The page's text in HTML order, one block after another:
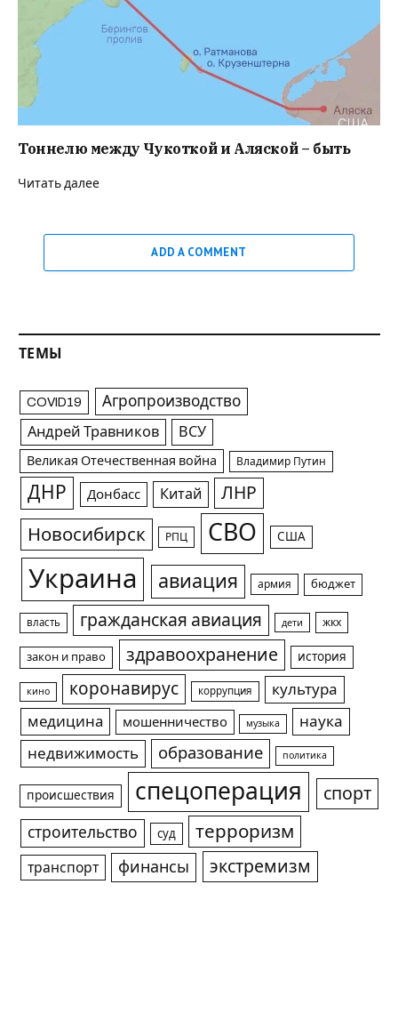
Тоннелю между Чукоткой и Аляской – быть
Читать далее
ADD A COMMENT
ТЕМЫ
COVID19 Агропроизводство
Андрей Травников ВСУ
Великая Отечественная война Владимир Путин
ДНР Донбасс Китай ЛНР
Новосибирск РПЦ СВО США
Украина авиация армия бюджет
власть гражданская авиация дети жкх
закон и право здравоохранение история
кино коронавирус коррупция
культура
медицина
мошенничество музыка
наука
недвижимость
образование политика
происшествия спецоперация спорт
строительство суд терроризм
транспорт финансы экстремизм